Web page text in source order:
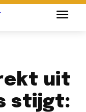
uit
stijgt: